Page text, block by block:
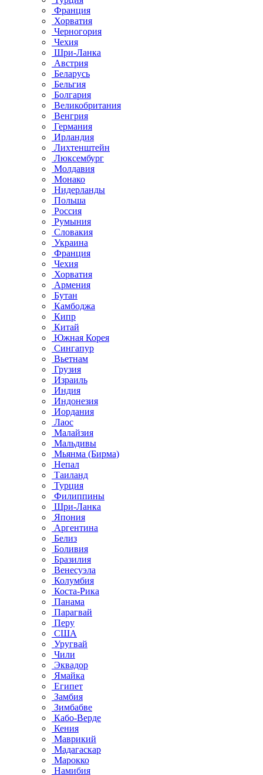
Франция
Хорватия
Черногория
Чехия
Шри-Ланка
Австрия
Беларусь
Бельгия
Болгария
Великобритания
Венгрия
Германия
Ирландия
Лихтенштейн
Люксембург
Молдавия
Монако
Нидерланды
Польша
Россия
Румыния
Словакия
Украина
Франция
Чехия
Хорватия
Армения
Бутан
Камбоджа
Кипр
Китай
Южная Корея
Сингапур
Вьетнам
Грузия
Израиль
Индия
Индонезия
Иордания
Лаос
Малайзия
Мальдивы
Мьянма (Бирма)
Непал
Таиланд
Турция
Филиппины
Шри-Ланка
Япония
Аргентина
Белиз
Боливия
Бразилия
Венесуэла
Колумбия
Коста-Рика
Панама
Парагвай
Перу
США
Уругвай
Чили
Эквадор
Ямайка
Египет
Замбия
Зимбабве
Кабо-Верде
Кения
Маврикий
Мадагаскар
Марокко
Намибия